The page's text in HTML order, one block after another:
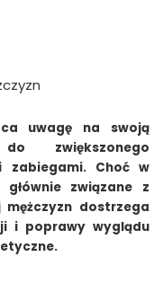
uwagę na swoją
zwiększonego
zabiegami. Choć w
związane z
dostrzega
i poprawy wyglądu